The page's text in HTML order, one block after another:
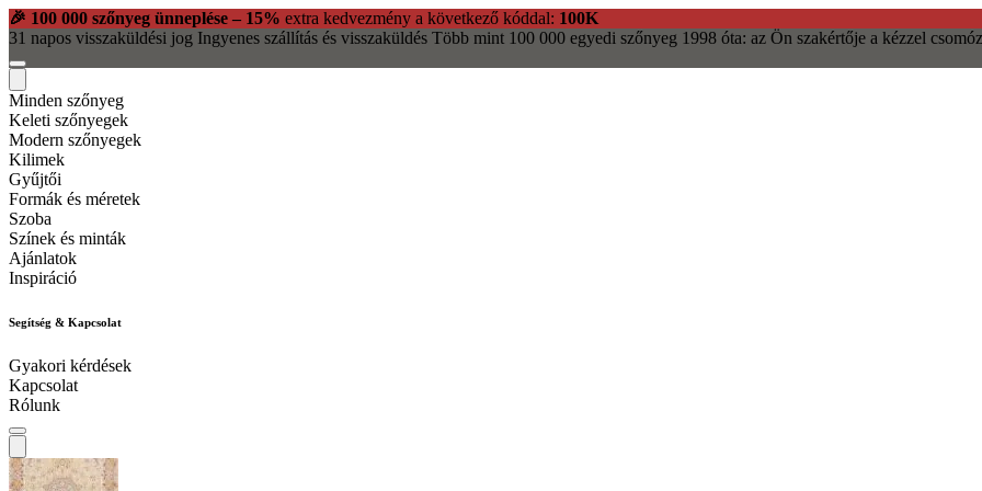
🎉 100 000 szőnyeg ünneplése – 15% extra kedvezmény a következő kóddal: 100K
31 napos visszaküldési jog Ingyenes szállítás és visszaküldés Több mint 100 000 egyedi szőnyeg 1998 óta: az Ön szakértője a kézzel
Minden szőnyeg
Keleti szőnyegek
Modern szőnyegek
Kilimek
Gyűjtői
Formák és méretek
Szoba
Színek és minták
Ajánlatok
Inspiráció
Segítség & Kapcsolat
Gyakori kérdések
Kapcsolat
Rólunk